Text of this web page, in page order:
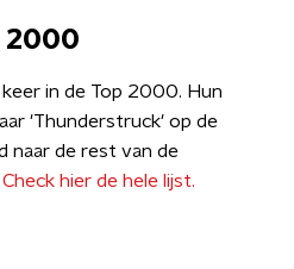
2000
in de Top 2000. Hun
'Thunderstruck' op de
naar de rest van de
Check hier de hele lijst.